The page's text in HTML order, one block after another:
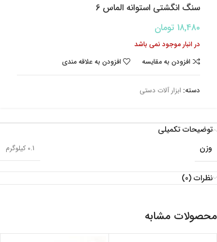
سنگ انگشتی استوانه الماس 6
18,480 تومان
در انبار موجود نمی باشد
افزودن به مقایسه
افزودن به علاقه مندی
دسته: ابزار آلات دستی
توضیحات تکمیلی
وزن
0.1 کیلوگرم
نظرات (0)
محصولات مشابه